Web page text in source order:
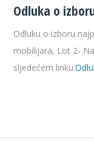
Odluka o
Odluku o izboru
mobilijara, Lot 2-
sljedećem linku: